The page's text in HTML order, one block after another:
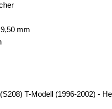
mm
T-Modell (1996-2002) -